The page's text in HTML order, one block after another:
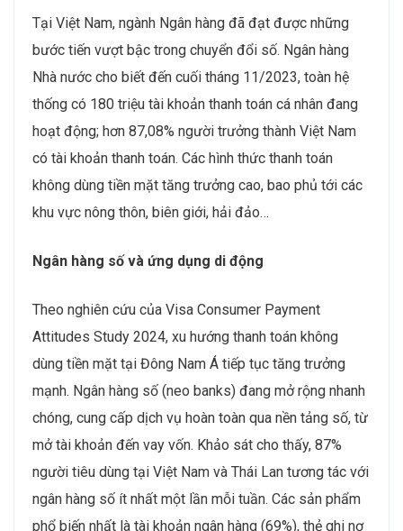
Tại Việt Nam, ngành Ngân hàng đã đạt được những
bước tiến vượt bậc trong chuyển đổi số. Ngân hàng
Nhà nước cho biết đến cuối tháng 11/2023, toàn hệ
thống có 180 triệu tài khoản thanh toán cá nhân đang
hoạt động; hơn 87,08% người trưởng thành Việt Nam
có tài khoản thanh toán. Các hình thức thanh toán
không dùng tiền mặt tăng trưởng cao, bao phủ tới các
khu vực nông thôn, biên giới, hải đảo…
Ngân hàng số và ứng dụng di động
Theo nghiên cứu của Visa Consumer Payment
Attitudes Study 2024, xu hướng thanh toán không
dùng tiền mặt tại Đông Nam Á tiếp tục tăng trưởng
mạnh. Ngân hàng số (neo banks) đang mở rộng nhanh
chóng, cung cấp dịch vụ hoàn toàn qua nền tảng số, từ
mở tài khoản đến vay vốn. Khảo sát cho thấy, 87%
người tiêu dùng tại Việt Nam và Thái Lan tương tác với
ngân hàng số ít nhất một lần mỗi tuần. Các sản phẩm
phổ biến nhất là tài khoản ngân hàng (69%), thẻ ghi nợ